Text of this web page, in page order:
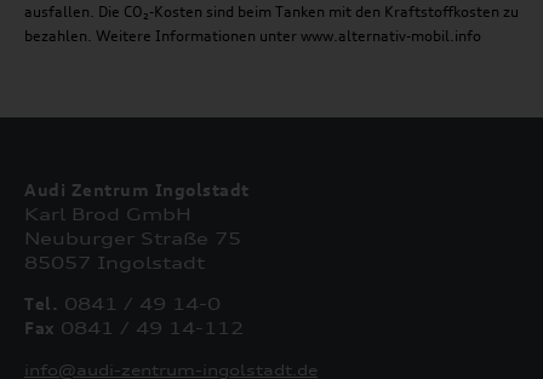
ausfallen. Die CO₂-Kosten sind beim Tanken mit den Kraftstoffkosten zu
bezahlen. Weitere Informationen unter www.alternativ-mobil.info
Audi Zentrum Ingolstadt
Karl Brod GmbH
Neuburger Straße 75
85057 Ingolstadt
Tel. 0841 / 49 14-0
Fax 0841 / 49 14-112
info@audi-zentrum-ingolstadt.de